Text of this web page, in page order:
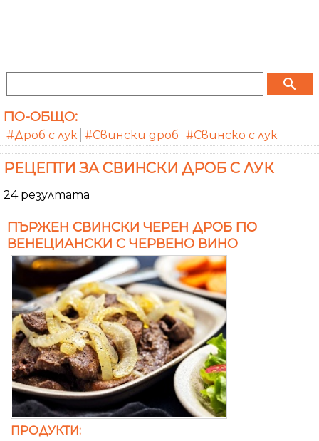
search
ПО-ОБЩО:
#Дроб с лук #Свински дроб #Свинско с лук
РЕЦЕПТИ ЗА СВИНСКИ ДРОБ С ЛУК
24 резултата
ПЪРЖЕН СВИНСКИ ЧЕРЕН ДРОБ ПО
ВЕНЕЦИАНСКИ С ЧЕРВЕНО ВИНО
ПРОДУКТИ: